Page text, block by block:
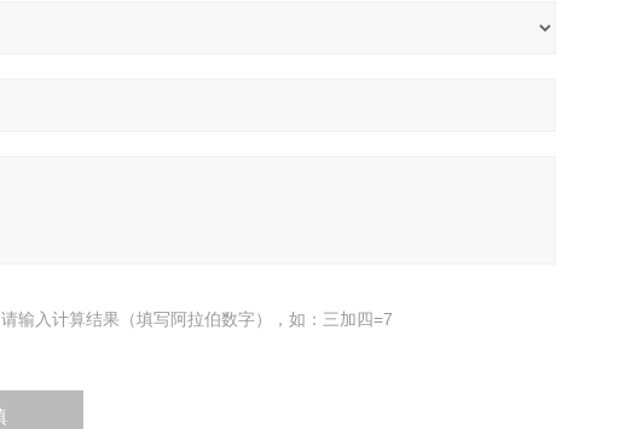
请输入计算结果（填写阿拉伯数字），如：三加四=7